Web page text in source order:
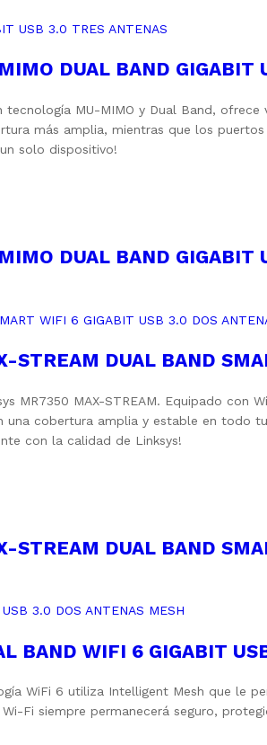
DUAL BAND GIGABIT
MU-MIMO y Dual Band,
más amplia, mientras que los
solo dispositivo!
DUAL BAND GIGABIT
STREAM DUAL BAND
MR7350 MAX-STREAM. Equipado
cobertura amplia y estable en todo
con la calidad de Linksys!
STREAM DUAL BAND
BAND WIFI 6 GIGABIT
WiFi 6 utiliza Intelligent Mesh que le
Fi siempre permanecerá seguro,